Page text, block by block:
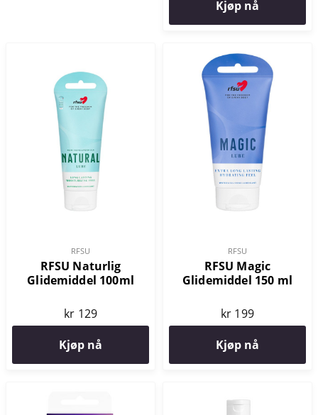
Kjøp nå
RFSU
RFSU Naturlig
Glidemiddel 100ml
kr 129
Kjøp nå
RFSU
RFSU Magic
Glidemiddel 150 ml
kr 199
Kjøp nå